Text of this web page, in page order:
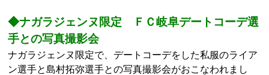
◆ナガラジェンヌ限定 ＦＣ岐阜デートコーデ選
手との写真撮影会
ナガラジェンヌ限定で、デートコーデをした私服のライア
ン選手と島村拓弥選手との写真撮影会がおこなわれまし